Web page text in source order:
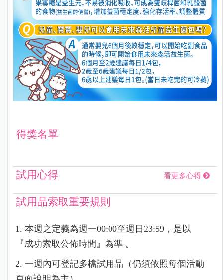
得獎名單
試用心得 看更多心得
試用品索取重要規則
1. 本週之定義為週一00:00至週日23:59，是以
『成功索取公佈時間』為準 。
2. 一週內可登記多檔試用品（仍須依照每個活動